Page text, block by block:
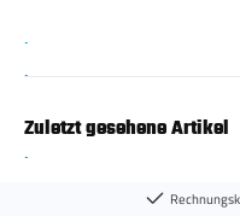
Zuletzt gesehene Artikel